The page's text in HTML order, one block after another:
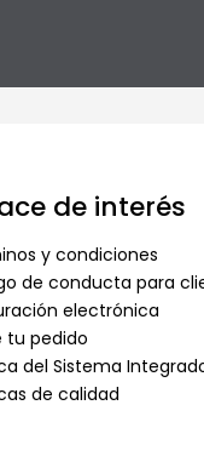
de interés
y condiciones
de conducta para
electrónica
tu pedido
del Sistema
de calidad